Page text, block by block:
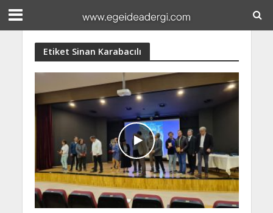
Etiket Sinan Karabacılı